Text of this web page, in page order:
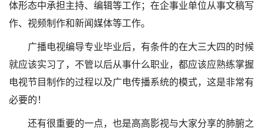
体形态中承担主持、编辑等工作；在企事业单位从事文稿写
作、视频制作和新闻媒体等工作。
广播电视编导专业毕业后，有条件的在大三大四的时候
就应该实习了，不管以后从事什么职业，都应该应熟练掌握
电视节目制作的过程以及广电传播系统的模式，这是非常有
必要的！
还有很重要的一点，也是高高影视与大家分享的肺腑之